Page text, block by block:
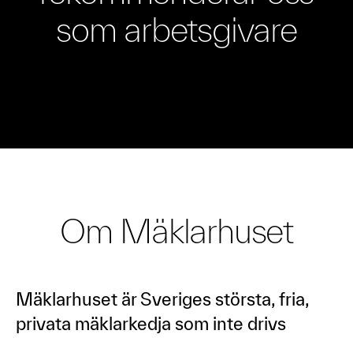
som arbetsgivare
Om Mäklarhuset
Mäklarhuset är Sveriges största, fria,
privata mäklarkedja som inte drivs